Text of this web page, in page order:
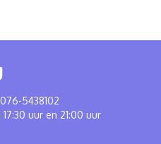
5438102
uur en 21:00 uur